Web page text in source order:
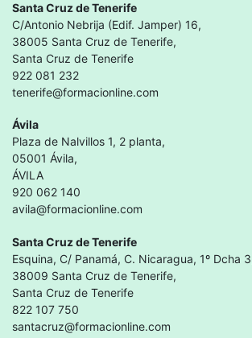
Santa Cruz de Tenerife
C/Antonio Nebrija (Edif. Jamper) 16,
38005 Santa Cruz de Tenerife,
Santa Cruz de Tenerife
922 081 232
tenerife@formacionline.com
Ávila
Plaza de Nalvillos 1, 2 planta,
05001 Ávila,
ÁVILA
920 062 140
avila@formacionline.com
Santa Cruz de Tenerife
Esquina, C/ Panamá, C. Nicaragua, 1º Dcha
38009 Santa Cruz de Tenerife,
Santa Cruz de Tenerife
822 107 750
santacruz@formacionline.com